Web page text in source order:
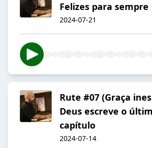
Felizes para sempre
2024-07-21
Rute #07 (Graça
Deus escreve o
capítulo
2024-07-14